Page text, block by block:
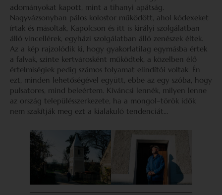
adományokat kapott, mint a tihanyi apátság.
Nagyvázsonyban pálos kolostor működött, ahol kódexeket
írtak és másoltak, Kapolcson és itt is királyi szolgálatban
álló vincellérek, egyházi szolgálatban álló zenészek éltek.
Az a kép rajzolódik ki, hogy gyakorlatilag egymásba értek
a falvak, szinte kertvárosként működtek, a közelben élő
értelmiségiek pedig számos folyamat elindítói voltak. Én
ezt, minden lehetőségével együtt, ebbe az egy szóba, hogy
pulsatores, mind beleértem. Kíváncsi lennék, milyen lenne
az ország településszerkezete, ha a mongol–török idők
nem szakítják meg ezt a kialakuló tendenciát…